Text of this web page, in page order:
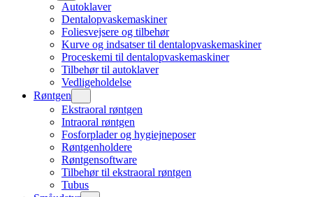
Autoklaver
Dentalopvaskemaskiner
Foliesvejsere og tilbehør
Kurve og indsatser til dentalopvaskemaskiner
Proceskemi til dentalopvaskemaskiner
Tilbehør til autoklaver
Vedligeholdelse
Røntgen
Ekstraoral røntgen
Intraoral røntgen
Fosforplader og hygiejneposer
Røntgenholdere
Røntgensoftware
Tilbehør til ekstraoral røntgen
Tubus